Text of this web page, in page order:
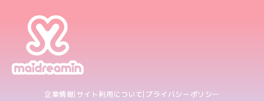
企業情報 サイト利用について プライバシーポリシー